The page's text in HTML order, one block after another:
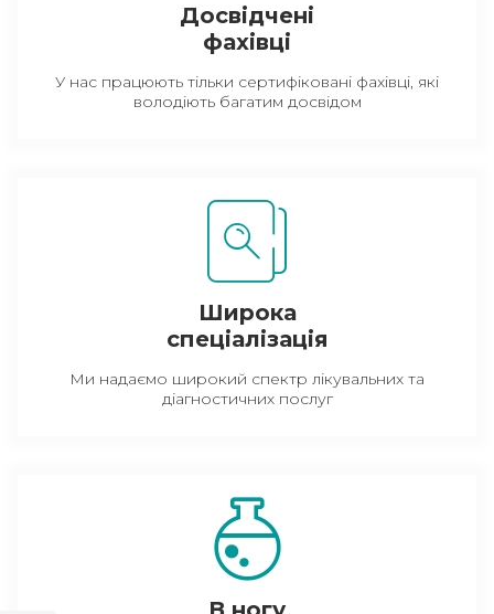
Досвідчені
фахівці
У нас працюють тільки сертифіковані фахівці, які
володіють багатим досвідом
Широка
спеціалізація
Ми надаємо широкий спектр лікувальних та
діагностичних послуг